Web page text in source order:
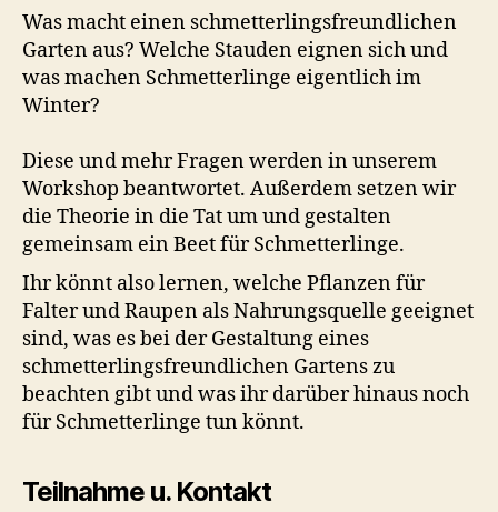
Was macht einen schmetterlingsfreundlichen
Garten aus? Welche Stauden eignen sich und
was machen Schmetterlinge eigentlich im
Winter?
Diese und mehr Fragen werden in unserem
Workshop beantwortet. Außerdem setzen wir
die Theorie in die Tat um und gestalten
gemeinsam ein Beet für Schmetterlinge.
Ihr könnt also lernen, welche Pflanzen für
Falter und Raupen als Nahrungsquelle geeignet
sind, was es bei der Gestaltung eines
schmetterlingsfreundlichen Gartens zu
beachten gibt und was ihr darüber hinaus noch
für Schmetterlinge tun könnt.
Teilnahme u. Kontakt